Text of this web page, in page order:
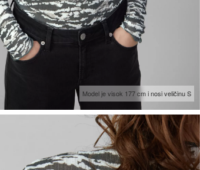
Model je visok 177 cm i nosi veličinu S